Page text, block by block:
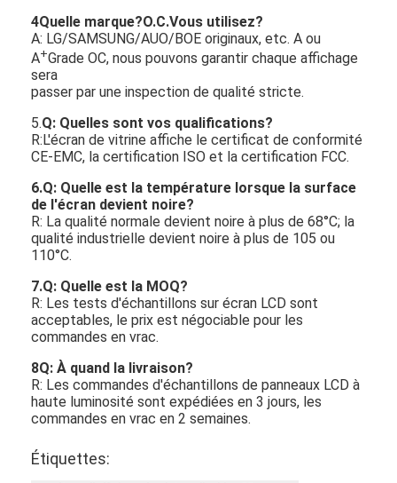
4Quelle marque?O.C.Vous utilisez?
A: LG/SAMSUNG/AUO/BOE originaux, etc. A ou
A+Grade OC, nous pouvons garantir chaque affichage
sera
passer par une inspection de qualité stricte.
5.Q: Quelles sont vos qualifications?
R:L'écran de vitrine affiche le certificat de conformité
CE-EMC, la certification ISO et la certification FCC.
6.Q: Quelle est la température lorsque la surface
de l'écran devient noire?
R: La qualité normale devient noire à plus de 68°C; la
qualité industrielle devient noire à plus de 105 ou
110°C.
7.Q: Quelle est la MOQ?
R: Les tests d'échantillons sur écran LCD sont
acceptables, le prix est négociable pour les
commandes en vrac.
8Q: À quand la livraison?
R: Les commandes d'échantillons de panneaux LCD à
haute luminosité sont expédiées en 3 jours, les
commandes en vrac en 2 semaines.
Étiquettes: